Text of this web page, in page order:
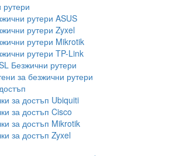
рутери
рутери ASUS
рутери Zyxel
рутери Mikrotik
рутери TP-Link
Безжични рутери
за безжични рутери
за достъп Ubiquiti
за достъп Cisco
за достъп Mikrotik
за достъп Zyxel